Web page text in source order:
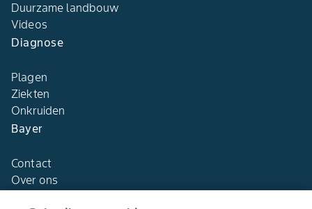
Duurzame landbouw
Videos
Diagnose
Plagen
Ziekten
Onkruiden
Bayer
Contact
Over ons